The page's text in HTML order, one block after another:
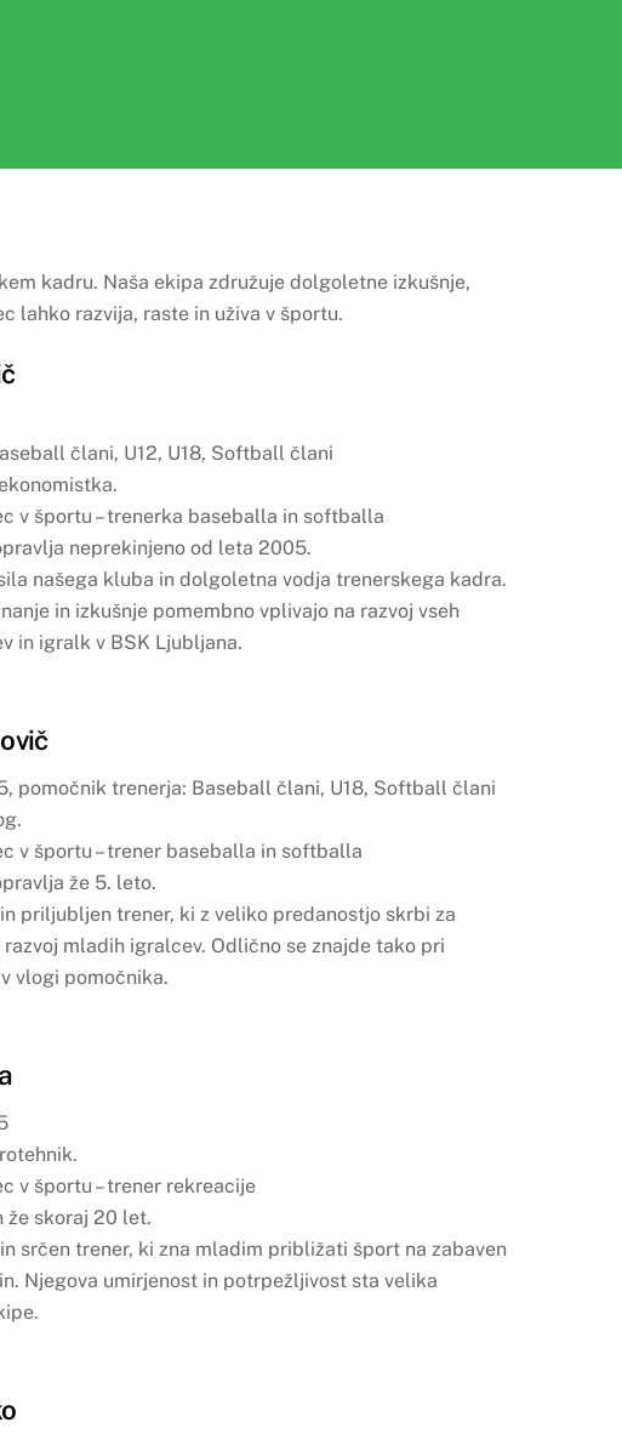
kadru. Naša ekipa združuje dolgoletne izkušnje,
lahko razvija, raste in uživa v športu.
člani, U12, U18, Softball člani
v športu – trenerka baseballa in softballa
neprekinjeno od leta 2005.
našega kluba in dolgoletna vodja trenerskega kadra.
in izkušnje pomembno vplivajo na razvoj vseh
in igralk v BSK Ljubljana.
pomočnik trenerja: Baseball člani, U18, Softball člani
v športu – trener baseballa in softballa
že 5. leto.
priljubljen trener, ki z veliko predanostjo skrbi za
mladih igralcev. Odlično se znajde tako pri
vlogi pomočnika.
v športu – trener rekreacije
že skoraj 20 let.
srčen trener, ki zna mladim približati šport na zabaven
Njegova umirjenost in potrpežljivost sta velika